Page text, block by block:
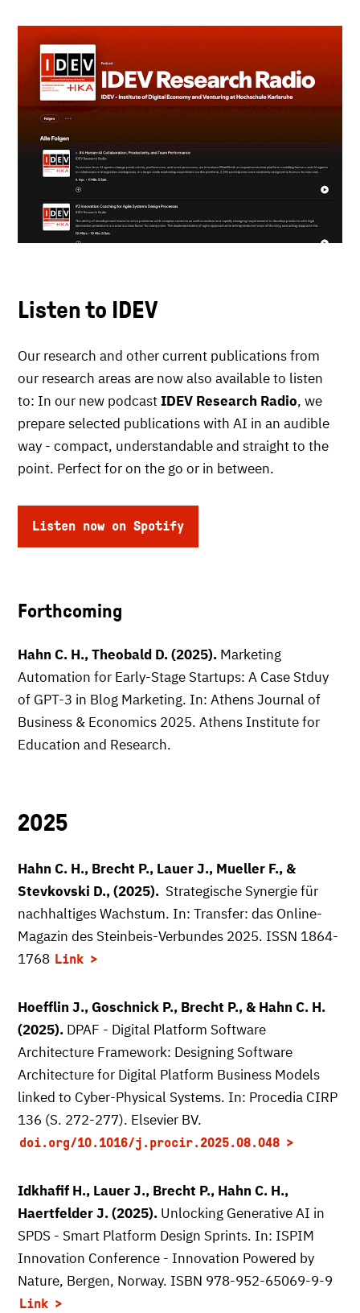
Listen to IDEV
Our research and other current publications from
our research areas are now also available to listen
to: In our new podcastIDEV Research Radio, we
prepare selected publications with AI in an audible
way - compact, understandable and straight to the
point. Perfect for on the go or in between.
Listen now on Spotify
Forthcoming
Hahn C. H., Theobald D. (2025). Marketing
Automation for Early-Stage Startups: A Case Stduy
of GPT-3 in Blog Marketing. In: Athens Journal of
Business & Economics 2025. Athens Institute for
Education and Research.
2025
Hahn C. H., Brecht P., Lauer J., Mueller F., &
Stevkovski D., (2025). Strategische Synergie für
nachhaltiges Wachstum. In: Transfer: das Online-
Magazin des Steinbeis-Verbundes 2025. ISSN 1864-
1768 Link
Hoefflin J., Goschnick P., Brecht P., & Hahn C. H.
(2025). DPAF - Digital Platform Software
Architecture Framework: Designing Software
Architecture for Digital Platform Business Models
linked to Cyber-Physical Systems. In: Procedia CIRP
136 (S. 272-277). Elsevier BV.
doi.org/10.1016/j.procir.2025.08.048
Idkhafif H., Lauer J., Brecht P., Hahn C. H.,
Haertfelder J. (2025). Unlocking Generative AI in
SPDS - Smart Platform Design Sprints. In: ISPIM
Innovation Conference - Innovation Powered by
Nature, Bergen, Norway. ISBN 978-952-65069-9-9
Link